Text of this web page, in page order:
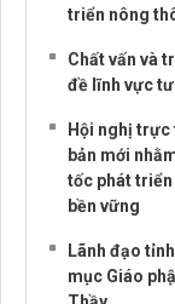
triển nông
Chất vấn và
đề lĩnh vực
Hội nghị trực
bản mới
tốc phát triển
bền vững
Lãnh đạo
mục Giáo